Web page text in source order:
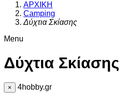
ΑΡΧΙΚΗ
Camping
Δύχτια Σκίασης
Menu
Δύχτια Σκίασης
× 4hobby.gr